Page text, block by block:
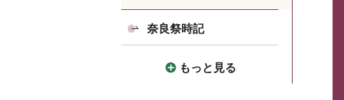
奈良祭時記
もっと見る